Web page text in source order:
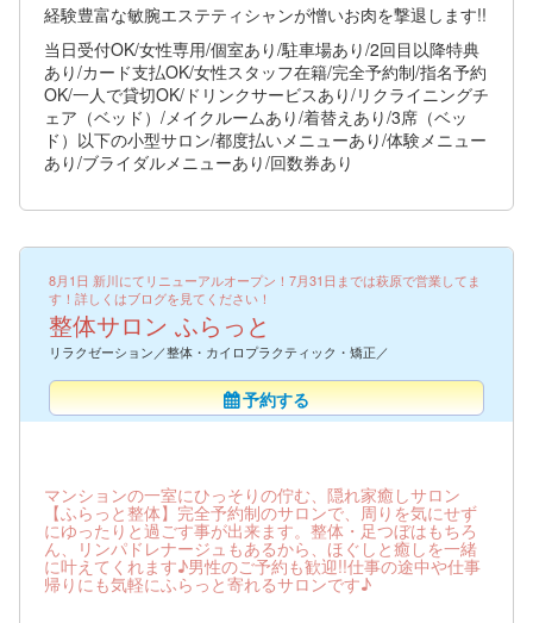
経験豊富な敏腕エステティシャンが憎いお肉を撃退します!!
当日受付OK/女性専用/個室あり/駐車場あり/2回目以降特典
あり/カード支払OK/女性スタッフ在籍/完全予約制/指名予約
OK/一人で貸切OK/ドリンクサービスあり/リクライニングチ
ェア（ベッド）/メイクルームあり/着替えあり/3席（ベッ
ド）以下の小型サロン/都度払いメニューあり/体験メニュー
あり/ブライダルメニューあり/回数券あり
8月1日 新川にてリニューアルオープン！7月31日までは萩原で営業してま
す！詳しくはブログを見てください！
整体サロン ふらっと
リラクゼーション／整体・カイロプラクティック・矯正／
予約する
マンションの一室にひっそりの佇む、隠れ家癒しサロン
【ふらっと整体】完全予約制のサロンで、周りを気にせず
にゆったりと過ごす事が出来ます。整体・足つぼはもちろ
ん、リンパドレナージュもあるから、ほぐしと癒しを一緒
に叶えてくれます♪男性のご予約も歓迎!!仕事の途中や仕事
帰りにも気軽にふらっと寄れるサロンです♪